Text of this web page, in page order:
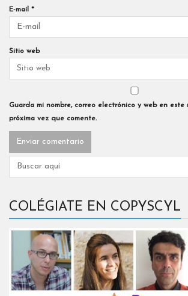
E-mail *
Sitio web
Guarda mi nombre, correo electrónico y web en
próxima vez que comente.
COLÉGIATE EN COPYSCYL